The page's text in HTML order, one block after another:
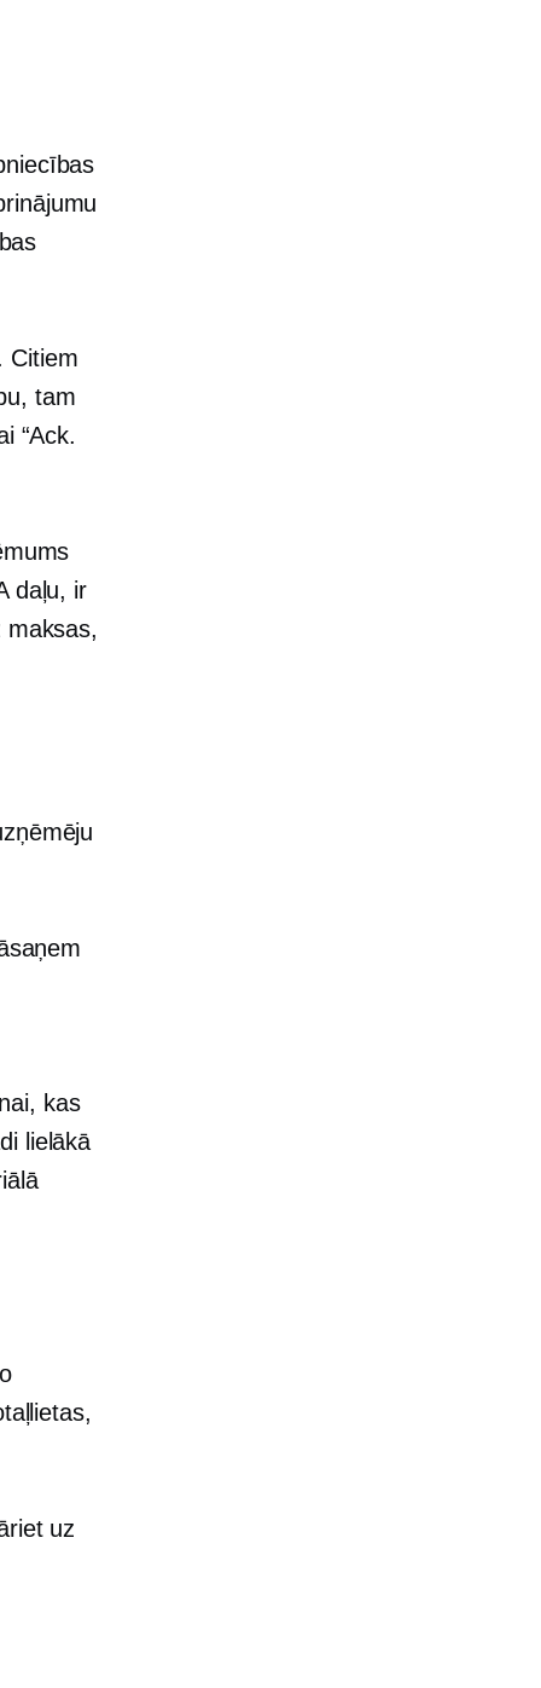
Citiem
tam
“Ack.
daļu, ir
maksas,
kas
lielākā
uz